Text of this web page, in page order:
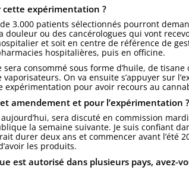
cette expérimentation ?
3.000 patients sélectionnés pourront
douleur ou des cancérologues qui vont
et soit en centre de référence de
hospitalières, puis en officine.
consommé sous forme d’huile, de
On va ensuite s’appuyer sur
expérimentation pour avoir recours au
amendement et pour l’expérimentation ?
aujourd’hui, sera discuté en commission
la semaine suivante. Je suis confiant
durer deux ans et commencer avant l’été
les produits.
est autorisé dans plusieurs pays, avez-